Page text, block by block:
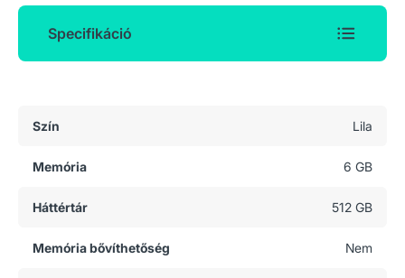
Specifikáció
Szín Lila
Memória 6 GB
Háttértár 512 GB
Memória bővíthetőség Nem